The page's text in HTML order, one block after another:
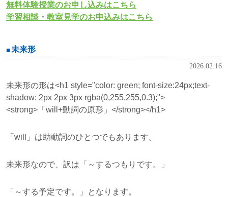
無料体験授業のお申し込みはこちら
学習相談・教室見学のお申込みはこちら
未来形
2026.02.16
未来形の形は<h1 style="color: green; font-size:24px;text-
shadow: 2px 2px 3px rgba(0,255,255,0.3);">
<strong>「will+動詞の原形」</strong></h1>
「will」は助動詞のひとつでもあります。
未来形なので、訳は「～するつもりです。」
「～する予定です。」となります。